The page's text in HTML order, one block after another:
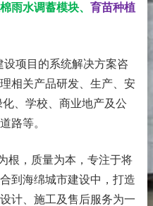
雨水调蓄模块、 育苗种植
项目的系统解决方案咨
相关产品研发、生产、安
、学校、商业地产及公
路等。
根，质量为本，专注于将
到海绵城市建设中，打造
计、施工及售后服务为一